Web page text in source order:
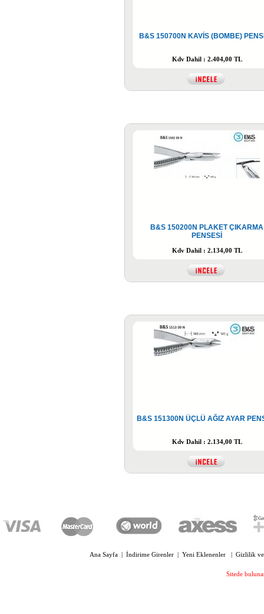
B&S 150700N KAVİS (BOMBE)
Kdv Dahil : 2.404,00 TL
B&S 150200N PLAKET ÇIKARMA
PENSESİ
Kdv Dahil : 2.134,00 TL
B&S 151300N ÜÇLÜ AĞIZ AYAR
Kdv Dahil : 2.134,00 TL
Ana Sayfa İndirime Girenler Yeni Eklenenler Gizlilik
Sitede